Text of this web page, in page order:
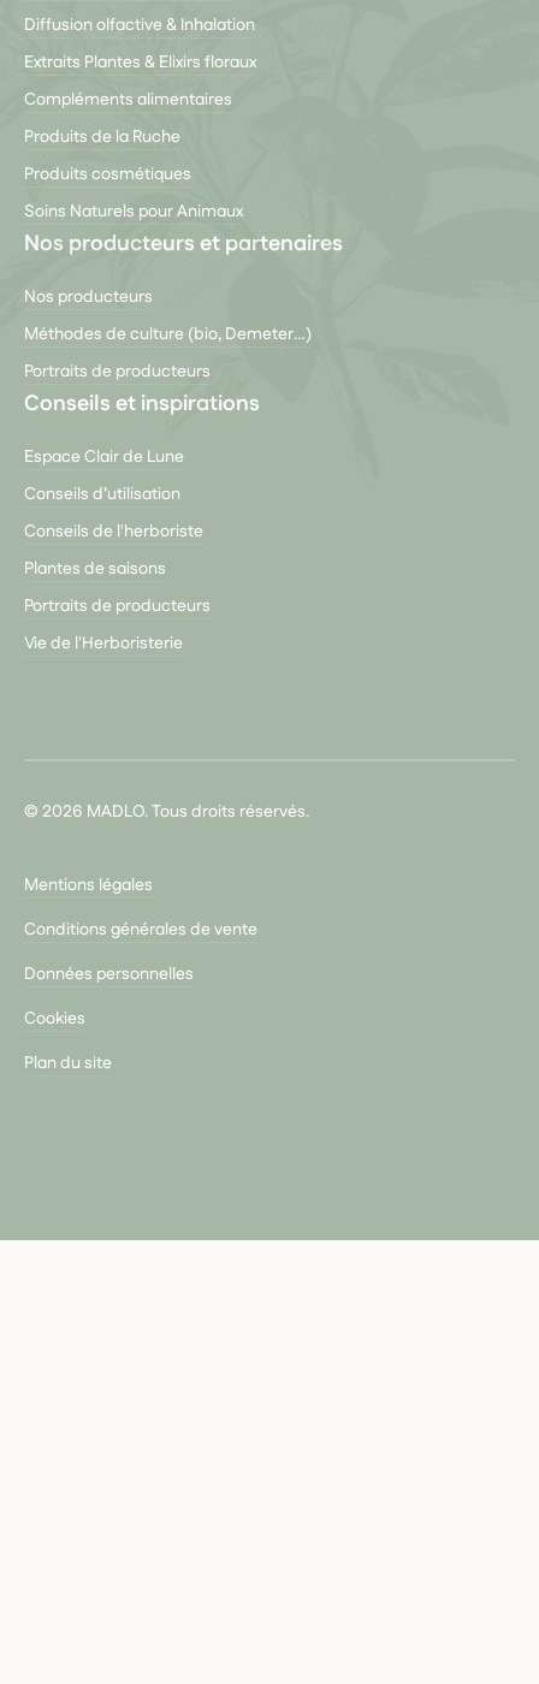
Diffusion olfactive & Inhalation
Extraits Plantes & Elixirs floraux
Compléments alimentaires
Produits de la Ruche
Produits cosmétiques
Soins Naturels pour Animaux
Nos producteurs et partenaires
Nos producteurs
Méthodes de culture (bio, Demeter…)
Portraits de producteurs
Conseils et inspirations
Espace Clair de Lune
Conseils d’utilisation
Conseils de l'herboriste
Plantes de saisons
Portraits de producteurs
Vie de l'Herboristerie
© 2026 MADLO. Tous droits réservés.
Mentions légales
Conditions générales de vente
Données personnelles
Cookies
Plan du site